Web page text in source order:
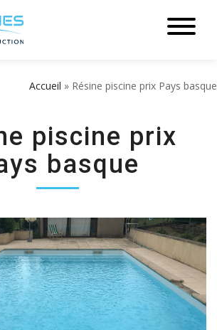
Accueil » Résine piscine prix Pays basque
piscine prix
basque